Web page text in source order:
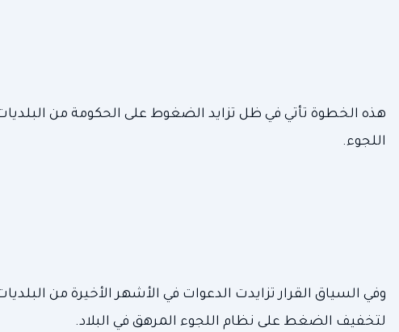
هذه الخطوة تأتي في ظل تزايد الضغوط على الحكومة من البلديات
اللجوء.
وفي السياق القرار تزايدت الدعوات في الأشهر الأخيرة من
لتخفيف الضغط على نظام اللجوء المرهق في البلاد.